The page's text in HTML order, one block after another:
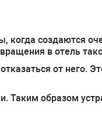
когда создаются
в отель
от него.
Таким образом